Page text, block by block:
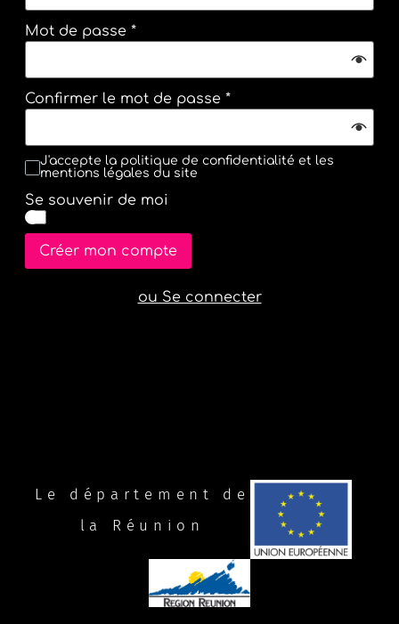
Mot de passe *
Confirmer le mot de passe *
J'accepte la politique de confidentialité et les
mentions légales du site
Se souvenir de moi
Créer mon compte
ou Se connecter
Le département de
la Réunion